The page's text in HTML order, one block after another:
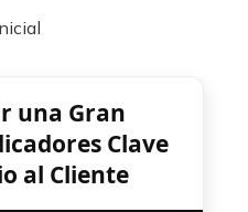
una Gran
Clave
al Cliente